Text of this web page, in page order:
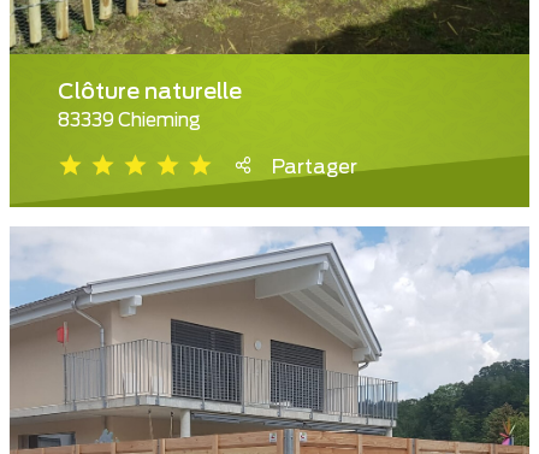
Clôture naturelle
83339 Chieming
Partager